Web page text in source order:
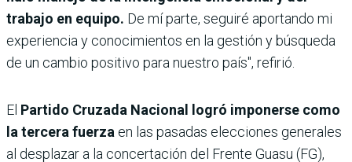
trabajo en equipo. De mí parte, seguiré aportando mi
experiencia y conocimientos en la gestión y búsqueda
de un cambio positivo para nuestro país", refirió.
El Partido Cruzada Nacional logró imponerse como
la tercera fuerza en las pasadas elecciones generales
al desplazar a la concertación del Frente Guasu (FG),